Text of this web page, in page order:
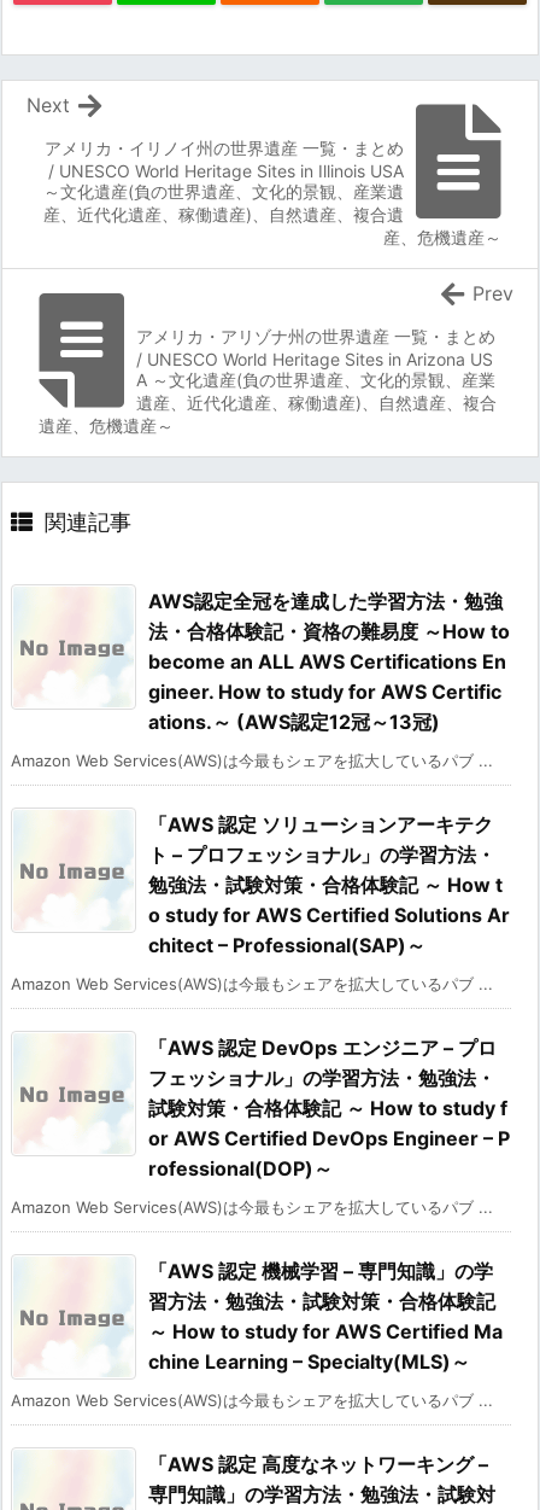
アメリカ・イリノイ州の世界遺産 一覧・まとめ
/ UNESCO World Heritage Sites in Illinois USA
～文化遺産(負の世界遺産、文化的景観、産業遺
産、近代化遺産、稼働遺産)、自然遺産、複合遺
産、危機遺産～
Next
アメリカ・アリゾナ州の世界遺産 一覧・まとめ
/ UNESCO World Heritage Sites in Arizona US
A ～文化遺産(負の世界遺産、文化的景観、産業
遺産、近代化遺産、稼働遺産)、自然遺産、複合
遺産、危機遺産～
Prev
関連記事
AWS認定全冠を達成した学習方法・勉強
法・合格体験記・資格の難易度 ～How to
become an ALL AWS Certifications En
gineer. How to study for AWS Certific
ations.～ (AWS認定12冠～13冠)
Amazon Web Services(AWS)は今最もシェアを拡大しているパブ ...
「AWS 認定 ソリューションアーキテク
ト – プロフェッショナル」の学習方法・
勉強法・試験対策・合格体験記 ～ How t
o study for AWS Certified Solutions Ar
chitect – Professional(SAP)～
Amazon Web Services(AWS)は今最もシェアを拡大しているパブ ...
「AWS 認定 DevOps エンジニア – プロ
フェッショナル」の学習方法・勉強法・
試験対策・合格体験記 ～ How to study f
or AWS Certified DevOps Engineer – P
rofessional(DOP)～
Amazon Web Services(AWS)は今最もシェアを拡大しているパブ ...
「AWS 認定 機械学習 – 専門知識」の学
習方法・勉強法・試験対策・合格体験記
～ How to study for AWS Certified Ma
chine Learning – Specialty(MLS)～
Amazon Web Services(AWS)は今最もシェアを拡大しているパブ ...
「AWS 認定 高度なネットワーキング –
専門知識」の学習方法・勉強法・試験対